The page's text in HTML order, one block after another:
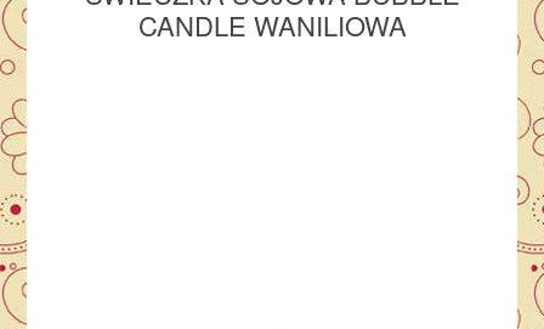
CANDLE WANILIOWA